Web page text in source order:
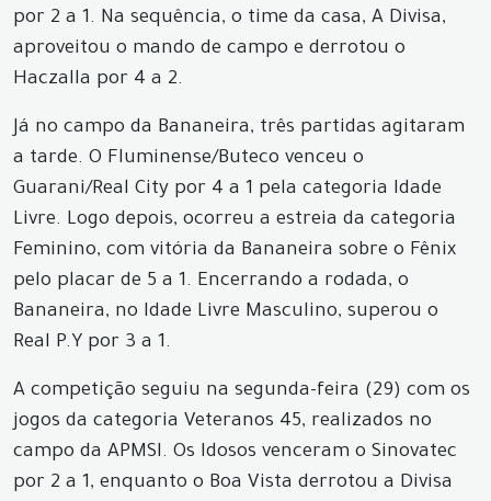
por 2 a 1. Na sequência, o time da casa, A Divisa,
aproveitou o mando de campo e derrotou o
Haczalla por 4 a 2.
Já no campo da Bananeira, três partidas agitaram
a tarde. O Fluminense/Buteco venceu o
Guarani/Real City por 4 a 1 pela categoria Idade
Livre. Logo depois, ocorreu a estreia da categoria
Feminino, com vitória da Bananeira sobre o Fênix
pelo placar de 5 a 1. Encerrando a rodada, o
Bananeira, no Idade Livre Masculino, superou o
Real P.Y por 3 a 1.
A competição seguiu na segunda-feira (29) com os
jogos da categoria Veteranos 45, realizados no
campo da APMSI. Os Idosos venceram o Sinovatec
por 2 a 1, enquanto o Boa Vista derrotou a Divisa